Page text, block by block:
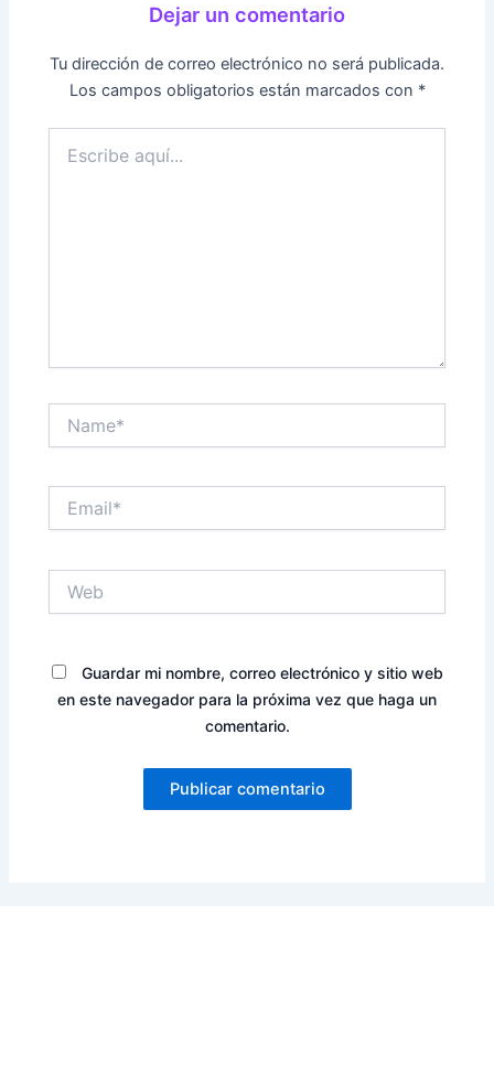
Dejar un comentario
Tu dirección de correo electrónico no será publicada.
Los campos obligatorios están marcados con *
aquí...
Guardar mi nombre, correo electrónico y sitio web
en este navegador para la próxima vez que haga un
comentario.